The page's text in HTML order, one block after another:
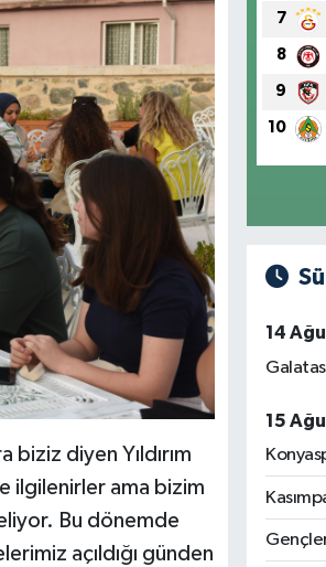
diyen Yıldırım
ilgilenirler ama bizim
Bu dönemde
açıldığı günden
7
8
9
10
14
15